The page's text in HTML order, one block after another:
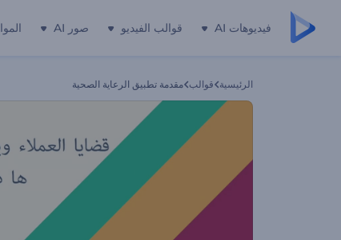
فيديوهات AI قوالب الفيديو صور AI
الرئيسية قوالب مقدمة تطبيق الرعاية الصحية